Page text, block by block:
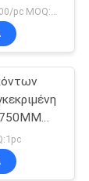
με το
πιάτο
USD 18,500 - 20,000/pc MOQ:1pc